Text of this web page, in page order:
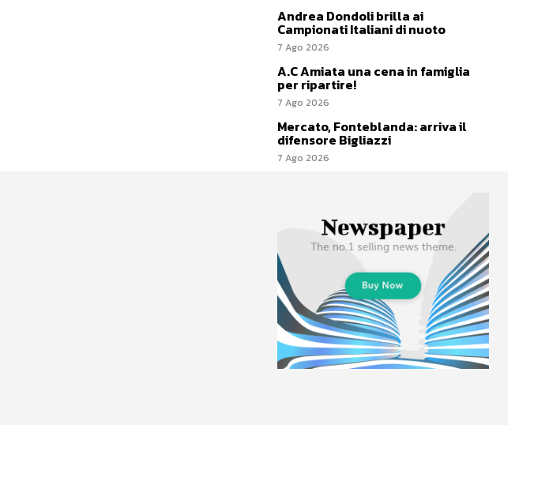
Andrea Dondoli brilla ai
Campionati Italiani di nuoto
7 Ago 2026
A.C Amiata una cena in famiglia
per ripartire!
7 Ago 2026
Mercato, Fonteblanda: arriva il
difensore Bigliazzi
7 Ago 2026